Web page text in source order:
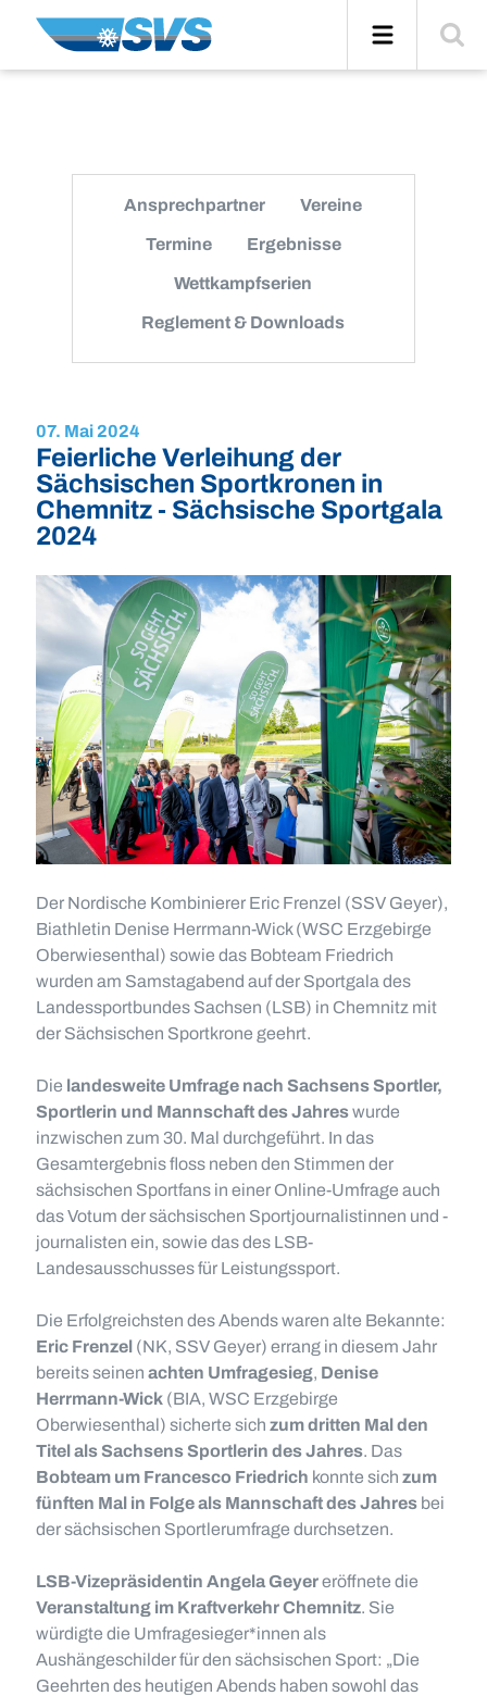
Inhalt
Ansprechpartner Vereine
Termine Ergebnisse
Wettkampfserien
Reglement & Downloads
07. Mai 2024
Feierliche Verleihung der
Sächsischen Sportkronen in
Chemnitz - Sächsische Sportgala
2024
Der Nordische Kombinierer Eric Frenzel (SSV Geyer),
Biathletin Denise Herrmann-Wick (WSC Erzgebirge
Oberwiesenthal) sowie das Bobteam Friedrich
wurden am Samstagabend auf der Sportgala des
Landessportbundes Sachsen (LSB) in Chemnitz mit
der Sächsischen Sportkrone geehrt.
Die landesweite Umfrage nach Sachsens Sportler,
Sportlerin und Mannschaft des Jahreswurde
inzwischen zum 30. Mal durchgeführt. In das
Gesamtergebnis floss neben den Stimmen der
sächsischen Sportfans in einer Online-Umfrage auch
das Votum der sächsischen Sportjournalistinnen und -
journalisten ein, sowie das des LSB-
Landesausschusses für Leistungssport.
Die Erfolgreichsten des Abends waren alte Bekannte:
Eric Frenzel (NK, SSV Geyer) errang in diesem Jahr
bereits seinen achten Umfragesieg, Denise
Herrmann-Wick(BIA, WSC Erzgebirge
Oberwiesenthal) sicherte sich zum dritten Mal den
Titel als Sachsens Sportlerin des Jahres. Das
Bobteam um Francesco Friedrich konnte sich zum
fünften Mal in Folge als Mannschaft des Jahresbei
der sächsischen Sportlerumfrage durchsetzen.
LSB-Vizepräsidentin Angela Geyereröffnete die
Veranstaltung im Kraftverkehr Chemnitz. Sie
würdigte die Umfragesieger*innen als
Aushängeschilder für den sächsischen Sport: „Die
Geehrten des heutigen Abends haben sowohl das